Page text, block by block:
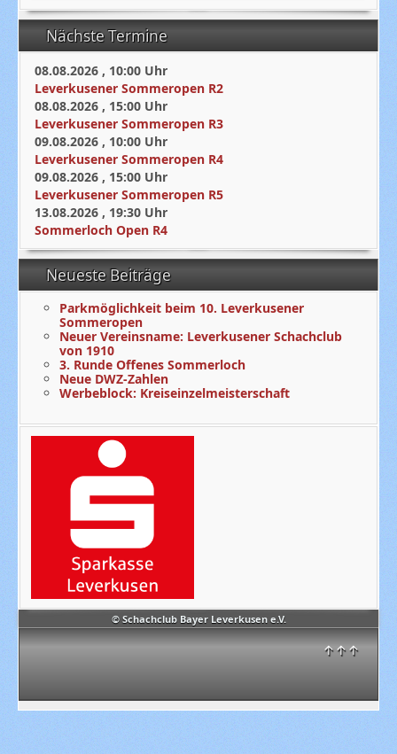
© Schachclub Bayer Leverkusen e.V.
↑↑↑
Nächste Termine
08.08.2026 , 10:00 Uhr
Leverkusener Sommeropen R2
08.08.2026 , 15:00 Uhr
Leverkusener Sommeropen R3
09.08.2026 , 10:00 Uhr
Leverkusener Sommeropen R4
09.08.2026 , 15:00 Uhr
Leverkusener Sommeropen R5
13.08.2026 , 19:30 Uhr
Sommerloch Open R4
Neueste Beiträge
Parkmöglichkeit beim 10. Leverkusener
Sommeropen
Neuer Vereinsname: Leverkusener Schachclub
von 1910
3. Runde Offenes Sommerloch
Neue DWZ-Zahlen
Werbeblock: Kreiseinzelmeisterschaft